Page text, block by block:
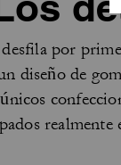
por
diseño de